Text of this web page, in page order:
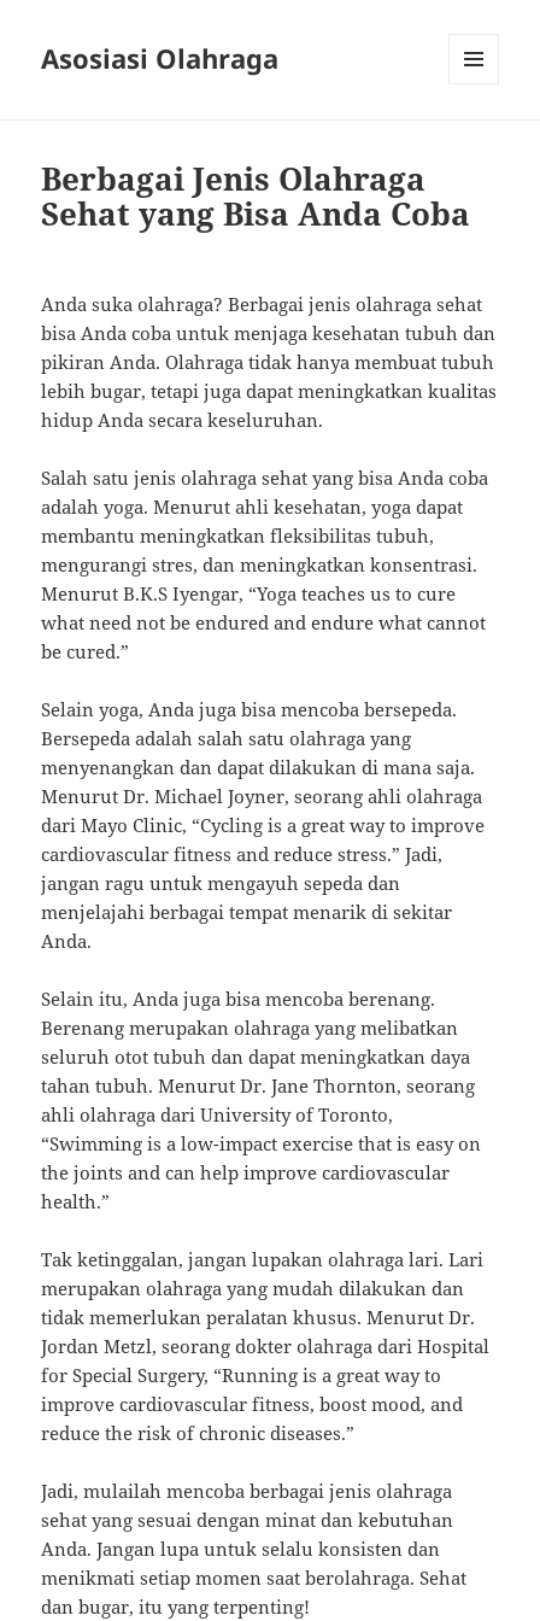
Asosiasi Olahraga
Berbagai Jenis Olahraga
Sehat yang Bisa Anda Coba
Anda suka olahraga? Berbagai jenis olahraga sehat
bisa Anda coba untuk menjaga kesehatan tubuh dan
pikiran Anda. Olahraga tidak hanya membuat tubuh
lebih bugar, tetapi juga dapat meningkatkan kualitas
hidup Anda secara keseluruhan.
Salah satu jenis olahraga sehat yang bisa Anda coba
adalah yoga. Menurut ahli kesehatan, yoga dapat
membantu meningkatkan fleksibilitas tubuh,
mengurangi stres, dan meningkatkan konsentrasi.
Menurut B.K.S Iyengar, “Yoga teaches us to cure
what need not be endured and endure what cannot
be cured.”
Selain yoga, Anda juga bisa mencoba bersepeda.
Bersepeda adalah salah satu olahraga yang
menyenangkan dan dapat dilakukan di mana saja.
Menurut Dr. Michael Joyner, seorang ahli olahraga
dari Mayo Clinic, “Cycling is a great way to improve
cardiovascular fitness and reduce stress.” Jadi,
jangan ragu untuk mengayuh sepeda dan
menjelajahi berbagai tempat menarik di sekitar
Anda.
Selain itu, Anda juga bisa mencoba berenang.
Berenang merupakan olahraga yang melibatkan
seluruh otot tubuh dan dapat meningkatkan daya
tahan tubuh. Menurut Dr. Jane Thornton, seorang
ahli olahraga dari University of Toronto,
“Swimming is a low-impact exercise that is easy on
the joints and can help improve cardiovascular
health.”
Tak ketinggalan, jangan lupakan olahraga lari. Lari
merupakan olahraga yang mudah dilakukan dan
tidak memerlukan peralatan khusus. Menurut Dr.
Jordan Metzl, seorang dokter olahraga dari Hospital
for Special Surgery, “Running is a great way to
improve cardiovascular fitness, boost mood, and
reduce the risk of chronic diseases.”
Jadi, mulailah mencoba berbagai jenis olahraga
sehat yang sesuai dengan minat dan kebutuhan
Anda. Jangan lupa untuk selalu konsisten dan
menikmati setiap momen saat berolahraga. Sehat
dan bugar, itu yang terpenting!